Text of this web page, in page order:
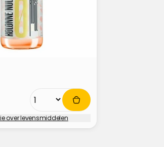
over levensmiddelen